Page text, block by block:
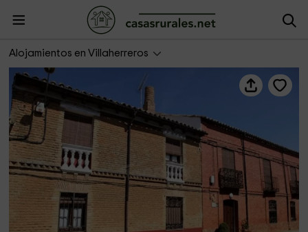
Alojamientos en Villaherreros